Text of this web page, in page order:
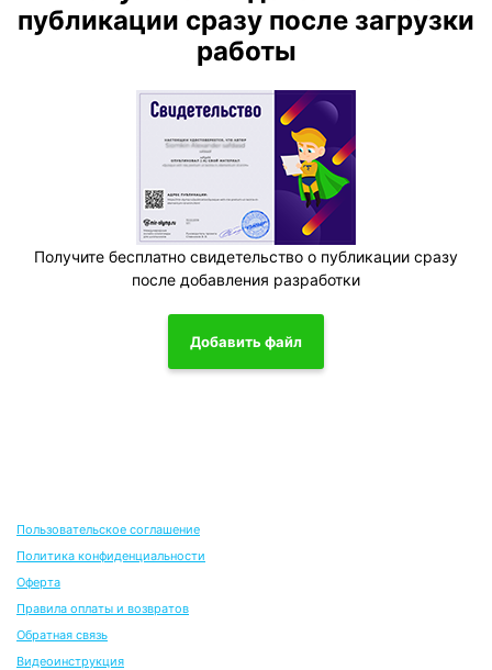
публикации сразу после загрузки
работы
Получите бесплатно свидетельство о публикации сразу
после добавления разработки
Добавить файл
Пользовательское соглашение
Политика конфиденциальности
Оферта
Правила оплаты и возвратов
Обратная связь
Видеоинструкция